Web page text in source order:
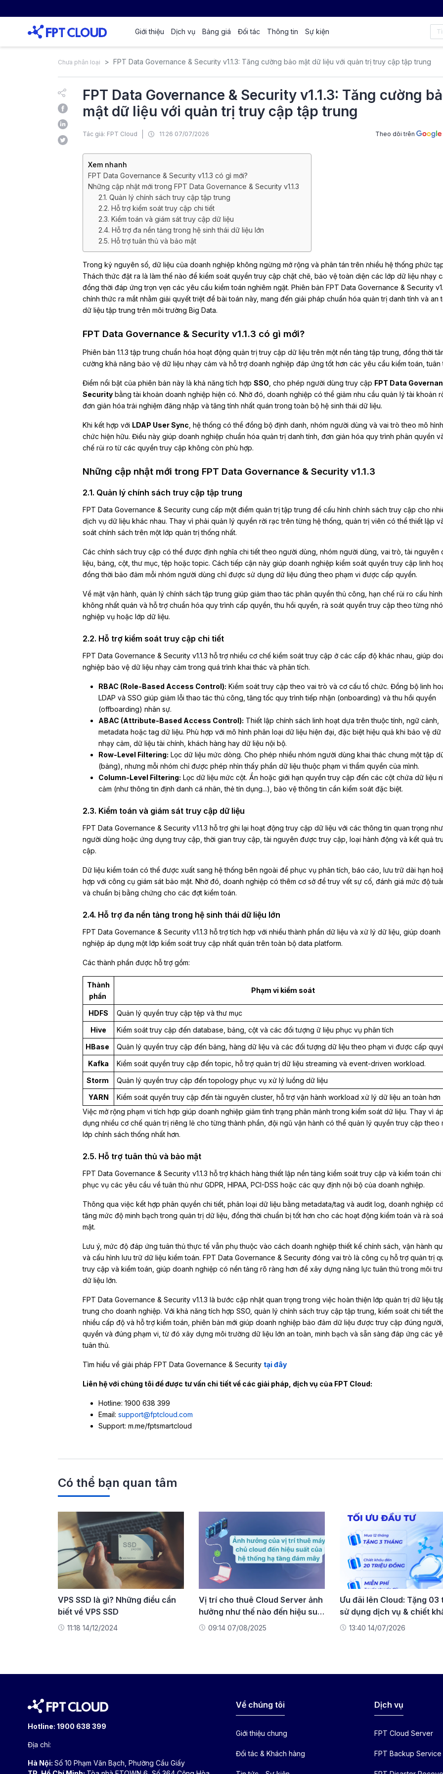
Giới thiệu Dịch vụ Bảng giá Đối tác Thông tin Sự kiện
Chưa phân loại FPT Data Governance & Security v1.1.3: Tăng cường bảo mật dữ liệu với quản trị truy cập tập trung
FPT Data Governance & Security v1.1.3: Tăng cường
mật dữ liệu với quản trị truy cập tập trung
Tác giả: FPT Cloud 11:26 07/07/2026 Theo dõi trên
Xem nhanh
FPT Data Governance & Security v1.1.3 có gì mới?
Những cập nhật mới trong FPT Data Governance & Security v1.1.3
2.1. Quản lý chính sách truy cập tập trung
2.2. Hỗ trợ kiểm soát truy cập chi tiết
2.3. Kiểm toán và giám sát truy cập dữ liệu
2.4. Hỗ trợ đa nền tảng trong hệ sinh thái dữ liệu lớn
2.5. Hỗ trợ tuân thủ và bảo mật
Trong kỷ nguyên số, dữ liệu của doanh nghiệp không ngừng mở rộng và phân tán trên nhiều hệ thống phức
Thách thức đặt ra là làm thế nào để kiểm soát quyền truy cập chặt chẽ, bảo vệ toàn diện các lớp dữ liệu nhạy
đồng thời đáp ứng trọn vẹn các yêu cầu kiểm toán nghiêm ngặt. Phiên bản FPT Data Governance & Security
chính thức ra mắt nhằm giải quyết triệt để bài toán này, mang đến giải pháp chuẩn hóa quản trị danh tính và an
dữ liệu tập trung trên môi trường Big Data.
FPT Data Governance & Security v1.1.3 có gì mới?
Phiên bản 1.1.3 tập trung chuẩn hóa hoạt động quản trị truy cập dữ liệu trên một nền tảng tập trung, đồng thời
cường khả năng bảo vệ dữ liệu nhạy cảm và hỗ trợ doanh nghiệp đáp ứng tốt hơn các yêu cầu kiểm toán, tuân
Điểm nổi bật của phiên bản này là khả năng tích hợp SSO , cho phép người dùng truy cập FPT Data
Security bằng tài khoản doanh nghiệp hiện có. Nhờ đó, doanh nghiệp có thể giảm nhu cầu quản lý tài khoản
đơn giản hóa trải nghiệm đăng nhập và tăng tính nhất quán trong toàn bộ hệ sinh thái dữ liệu.
Khi kết hợp với LDAP User Sync , hệ thống có thể đồng bộ định danh, nhóm người dùng và vai trò theo mô
chức hiện hữu. Điều này giúp doanh nghiệp chuẩn hóa quản trị danh tính, đơn giản hóa quy trình phân quyền
chế rủi ro từ các quyền truy cập không còn phù hợp.
Những cập nhật mới trong FPT Data Governance & Security v1.1.3
2.1. Quản lý chính sách truy cập tập trung
FPT Data Governance & Security cung cấp một điểm quản trị tập trung để cấu hình chính sách truy cập cho
dịch vụ dữ liệu khác nhau. Thay vì phải quản lý quyền rời rạc trên từng hệ thống, quản trị viên có thể thiết lập
soát chính sách trên một lớp quản trị thống nhất.
Các chính sách truy cập có thể được định nghĩa chi tiết theo người dùng, nhóm người dùng, vai trò, tài nguyên
liệu, bảng, cột, thư mục, tệp hoặc topic. Cách tiếp cận này giúp doanh nghiệp kiểm soát quyền truy cập linh
đồng thời bảo đảm mỗi nhóm người dùng chỉ được sử dụng dữ liệu đúng theo phạm vi được cấp quyền.
Về mặt vận hành, quản lý chính sách tập trung giúp giảm thao tác phân quyền thủ công, hạn chế rủi ro cấu hình
không nhất quán và hỗ trợ chuẩn hóa quy trình cấp quyền, thu hồi quyền, rà soát quyền truy cập theo từng
nghiệp vụ hoặc lớp dữ liệu.
2.2. Hỗ trợ kiểm soát truy cập chi tiết
FPT Data Governance & Security v1.1.3 hỗ trợ nhiều cơ chế kiểm soát truy cập ở các cấp độ khác nhau, giúp
nghiệp bảo vệ dữ liệu nhạy cảm trong quá trình khai thác và phân tích.
RBAC (Role-Based Access Control): Kiểm soát truy cập theo vai trò và cơ cấu tổ chức. Đồng bộ linh
LDAP và SSO giúp giảm lỗi thao tác thủ công, tăng tốc quy trình tiếp nhận (onboarding) và thu hồi quyền
(offboarding) nhân sự.
ABAC (Attribute-Based Access Control): Thiết lập chính sách linh hoạt dựa trên thuộc tính, ngữ cảnh,
metadata hoặc tag dữ liệu. Phù hợp với mô hình phân loại dữ liệu hiện đại, đặc biệt hiệu quả khi bảo vệ dữ
nhạy cảm, dữ liệu tài chính, khách hàng hay dữ liệu nội bộ.
Row-Level Filtering: Lọc dữ liệu mức dòng. Cho phép nhiều nhóm người dùng khai thác chung một tập
(bảng), nhưng mỗi nhóm chỉ được phép nhìn thấy phần dữ liệu thuộc phạm vi thẩm quyền của mình.
Column-Level Filtering: Lọc dữ liệu mức cột. Ẩn hoặc giới hạn quyền truy cập đến các cột chứa dữ liệu
cảm (như thông tin định danh cá nhân, thẻ tín dụng...), bảo vệ thông tin cần kiểm soát đặc biệt.
2.3. Kiểm toán và giám sát truy cập dữ liệu
FPT Data Governance & Security v1.1.3 hỗ trợ ghi lại hoạt động truy cập dữ liệu với các thông tin quan trọng như
người dùng hoặc ứng dụng truy cập, thời gian truy cập, tài nguyên được truy cập, loại hành động và kết quả
cập.
Dữ liệu kiểm toán có thể được xuất sang hệ thống bên ngoài để phục vụ phân tích, báo cáo, lưu trữ dài hạn
hợp với công cụ giám sát bảo mật. Nhờ đó, doanh nghiệp có thêm cơ sở để truy vết sự cố, đánh giá mức độ
và chuẩn bị bằng chứng cho các đợt kiểm toán.
2.4. Hỗ trợ đa nền tảng trong hệ sinh thái dữ liệu lớn
FPT Data Governance & Security v1.1.3 hỗ trợ tích hợp với nhiều thành phần dữ liệu và xử lý dữ liệu, giúp doanh
nghiệp áp dụng một lớp kiểm soát truy cập nhất quán trên toàn bộ data platform.
Các thành phần được hỗ trợ gồm:
Thành
phần
Phạm vi kiểm soát
HDFS
Quản lý quyền truy cập tệp và thư mục
Hive
Kiểm soát truy cập đến database, bảng, cột và các đối tượng ữ liệu phục vụ phân tích
HBase
Quản lý quyền truy cập đến bảng, hàng dữ liệu và các đối tượng dữ liệu theo phạm vi được cấp
Kafka
Kiểm soát quyền truy cập đến topic, hỗ trợ quản trị dữ liệu streaming và event-driven workload.
Storm
Quản lý quyền truy cập đến topology phục vụ xử lý luồng dữ liệu
YARN
Kiểm soát quyền truy cập đến tài nguyên cluster, hỗ trợ vận hành workload xử lý dữ liệu an toàn hơn
Việc mở rộng phạm vi tích hợp giúp doanh nghiệp giảm tình trạng phân mảnh trong kiểm soát dữ liệu. Thay vì áp
dụng nhiều cơ chế quản trị riêng lẻ cho từng thành phần, đội ngũ vận hành có thể quản lý quyền truy cập theo
lớp chính sách thống nhất hơn.
2.5. Hỗ trợ tuân thủ và bảo mật
FPT Data Governance & Security v1.1.3 hỗ trợ khách hàng thiết lập nền tảng kiểm soát truy cập và kiểm toán chi
phục vụ các yêu cầu về tuân thủ như GDPR, HIPAA, PCI-DSS hoặc các quy định nội bộ của doanh nghiệp.
Thông qua việc kết hợp phân quyền chi tiết, phân loại dữ liệu bằng metadata/tag và audit log, doanh nghiệp
tăng mức độ minh bạch trong quản trị dữ liệu, đồng thời chuẩn bị tốt hơn cho các hoạt động kiểm toán và rà
mật.
Lưu ý, mức độ đáp ứng tuân thủ thực tế vẫn phụ thuộc vào cách doanh nghiệp thiết kế chính sách, vận hành
và cấu hình lưu trữ dữ liệu kiểm toán. FPT Data Governance & Security đóng vai trò là công cụ hỗ trợ quản trị
truy cập và kiểm toán, giúp doanh nghiệp có nền tảng rõ ràng hơn để xây dựng năng lực tuân thủ trong môi
dữ liệu lớn.
FPT Data Governance & Security v1.1.3 là bước cập nhật quan trọng trong việc hoàn thiện lớp quản trị dữ liệu
trung cho doanh nghiệp. Với khả năng tích hợp SSO, quản lý chính sách truy cập tập trung, kiểm soát chi tiết
nhiều cấp độ và hỗ trợ kiểm toán, phiên bản mới giúp doanh nghiệp bảo đảm dữ liệu được truy cập đúng
quyền và đúng phạm vi, từ đó xây dựng môi trường dữ liệu lớn an toàn, minh bạch và sẵn sàng đáp ứng các
tuân thủ.
Tìm hiểu về giải pháp FPT Data Governance & Security tại đây
Liên hệ với chúng tôi để được tư vấn chi tiết về các giải pháp, dịch vụ của FPT Cloud:
Hotline: 1900 638 399
Email: support@fptcloud.com
Support: m.me/fptsmartcloud
Có thể bạn quan tâm
VPS SSD là gì? Những điều cần
biết về VPS SSD
11:18 14/12/2024
Vị trí cho thuê Cloud Server ảnh
hưởng như thế nào đến hiệu suất
dịch vụ thuê máy chủ Cloud?
09:14 07/08/2025
Ưu đãi lên Cloud: Tặng 03
sử dụng dịch vụ & chiết
đến 20 triệu đồng
13:40 14/07/2026
Hotline: 1900 638 399
Địa chỉ:
Hà Nội: Số 10 Phạm Văn Bạch, Phường Cầu Giấy
Về chúng tôi
Giới thiệu chung
Đối tác & Khách hàng
Dịch vụ
FPT Cloud Server
FPT Backup Service